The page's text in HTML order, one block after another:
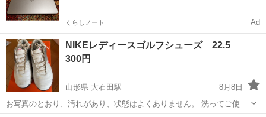
くらしノート Ad
NIKEレディースゴルフシューズ 22.5
300円
山形県 大石田駅
8月8日
お写真のとおり、汚れがあり、状態はよくありません。 洗ってご使用